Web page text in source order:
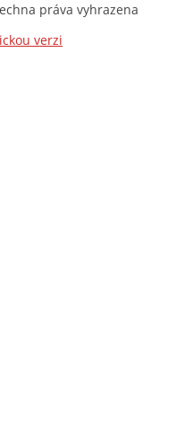
práva vyhrazena
verzi